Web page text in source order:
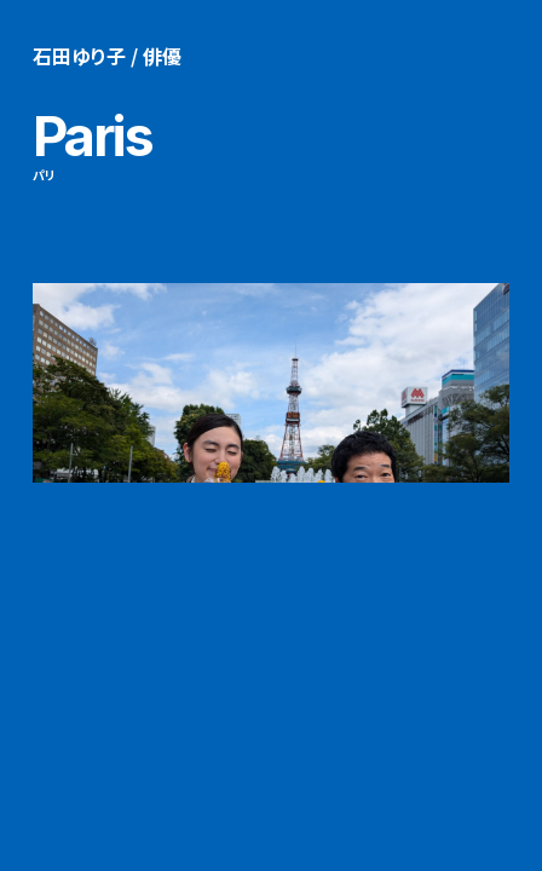
石田ゆり子 / 俳優
Paris
パリ